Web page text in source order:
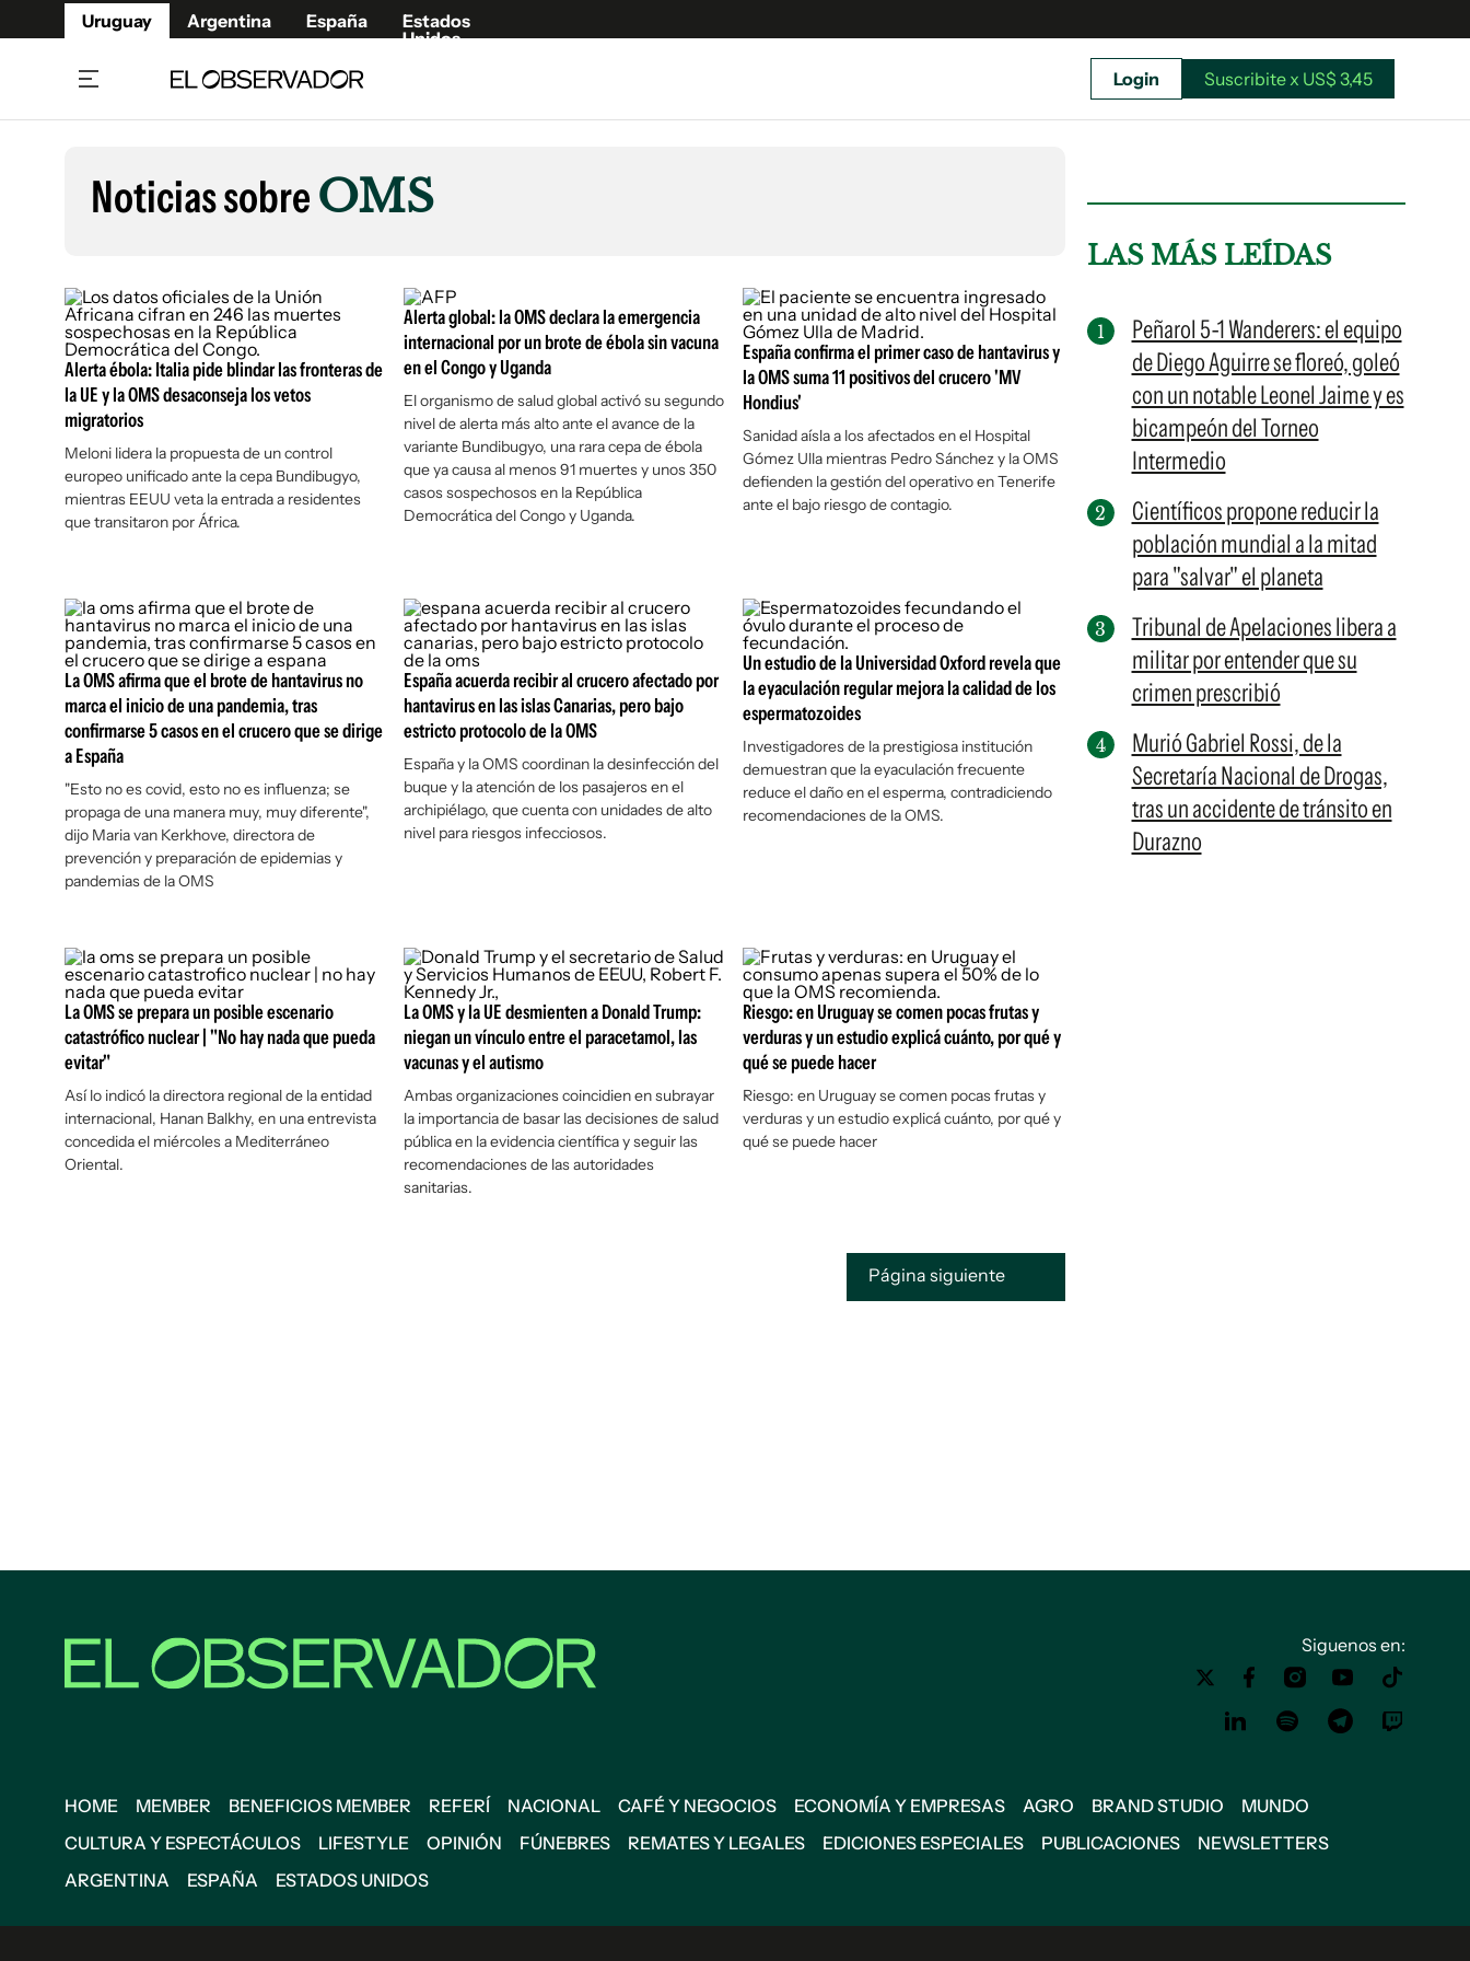
Uruguay Argentina España
Estados
Unidos
Beneficios Member
Café y Negocios
Economía y Empresas
Agro
Brand Studio
Mundo
Cultura y Espectáculos
Fúnebres
Publicaciones
Newsletters
Argentina
España
Estados Unidos
Suscribite x US$ 3,45
Login Suscribite x US$ 3,45
Noticias sobreOMS
Alerta ébola: Italia pide blindar las fronteras de
la UE y la OMS desaconseja los vetos
migratorios
Meloni lidera la propuesta de un control
europeo unificado ante la cepa Bundibugyo,
mientras EEUU veta la entrada a residentes
que transitaron por África.
Alerta global: la OMS declara la emergencia
internacional por un brote de ébola sin vacuna
en el Congo y Uganda
El organismo de salud global activó su segundo
nivel de alerta más alto ante el avance de la
variante Bundibugyo, una rara cepa de ébola
que ya causa al menos 91 muertes y unos 350
casos sospechosos en la República
Democrática del Congo y Uganda.
España confirma el primer caso de hantavirus y
la OMS suma 11 positivos del crucero 'MV
Hondius'
Sanidad aísla a los afectados en el Hospital
Gómez Ulla mientras Pedro Sánchez y la OMS
defienden la gestión del operativo en Tenerife
ante el bajo riesgo de contagio.
La OMS afirma que el brote de hantavirus no
marca el inicio de una pandemia, tras
confirmarse 5 casos en el crucero que se dirige
a España
"Esto no es covid, esto no es influenza; se
propaga de una manera muy, muy diferente",
dijo Maria van Kerkhove, directora de
prevención y preparación de epidemias y
pandemias de la OMS
España acuerda recibir al crucero afectado por
hantavirus en las islas Canarias, pero bajo
estricto protocolo de la OMS
España y la OMS coordinan la desinfección del
buque y la atención de los pasajeros en el
archipiélago, que cuenta con unidades de alto
nivel para riesgos infecciosos.
Un estudio de la Universidad Oxford revela que
la eyaculación regular mejora la calidad de los
espermatozoides
Investigadores de la prestigiosa institución
demuestran que la eyaculación frecuente
reduce el daño en el esperma, contradiciendo
recomendaciones de la OMS.
La OMS se prepara un posible escenario
catastrófico nuclear | "No hay nada que pueda
evitar"
Así lo indicó la directora regional de la entidad
internacional, Hanan Balkhy, en una entrevista
concedida el miércoles a Mediterráneo
Oriental.
La OMS y la UE desmienten a Donald Trump:
niegan un vínculo entre el paracetamol, las
vacunas y el autismo
Ambas organizaciones coincidien en subrayar
la importancia de basar las decisiones de salud
pública en la evidencia científica y seguir las
recomendaciones de las autoridades
sanitarias.
Riesgo: en Uruguay se comen pocas frutas y
verduras y un estudio explicá cuánto, por qué y
qué se puede hacer
Riesgo: en Uruguay se comen pocas frutas y
verduras y un estudio explicá cuánto, por qué y
qué se puede hacer
Página siguiente
LAS MÁS LEÍDAS
Peñarol 5-1 Wanderers: el equipo
de Diego Aguirre se floreó, goleó
con un notable Leonel Jaime y es
bicampeón del Torneo
Intermedio
Científicos propone reducir la
población mundial a la mitad
para "salvar" el planeta
Tribunal de Apelaciones libera a
militar por entender que su
crimen prescribió
Murió Gabriel Rossi, de la
Secretaría Nacional de Drogas,
tras un accidente de tránsito en
Durazno
Siguenos en:
HOME MEMBER BENEFICIOS MEMBER REFERÍ NACIONAL CAFÉ Y NEGOCIOS ECONOMÍA Y EMPRESAS AGRO BRAND STUDIO
MUNDO
CULTURA Y ESPECTÁCULOS
LIFESTYLE OPINIÓN FÚNEBRES REMATES Y LEGALES EDICIONES ESPECIALES PUBLICACIONES
NEWSLETTERS
ARGENTINA
ESPAÑA ESTADOS UNIDOS